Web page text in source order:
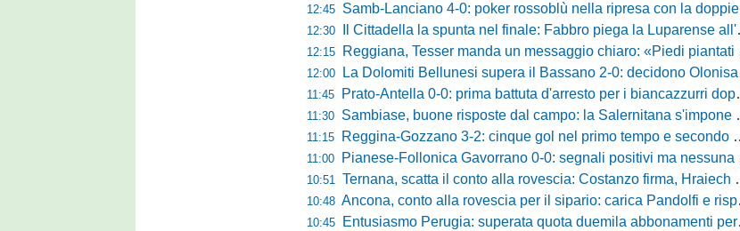
12:45 Samb-Lanciano 4-0: poker rossoblù nella ripresa con la doppietta di Faggioli e i gol di Candellori e Perrotta
12:30 Il Cittadella la spunta nel finale: Fabbro piega la Luparense all'88'
12:15 Reggiana, Tesser manda un messaggio chiaro: «Piedi piantati a terra, ma la crescita è evidente»
12:00 La Dolomiti Bellunesi supera il Bassano 2-0: decidono Olonisakin e Mondonico
11:45 Prato-Antella 0-0: prima battuta d'arresto per i biancazzurri dopo tre successi
11:30 Sambiase, buone risposte dal campo: la Salernitana s'impone di misura 2-1
11:15 Reggina-Gozzano 3-2: cinque gol nel primo tempo e secondo successo per la squadra di Marchionni
11:00 Pianese-Follonica Gavorrano 0-0: segnali positivi ma nessuna rete nell'ultimo collaudo
10:51 Ternana, scatta il conto alla rovescia: Costanzo firma, Hraiech vicino e nel pomeriggio c'è l'amichevole
10:48 Ancona, conto alla rovescia per il sipario: carica Pandolfi e risposta da record degli abbonati
10:45 Entusiasmo Perugia: superata quota duemila abbonamenti per il prossimo campionato